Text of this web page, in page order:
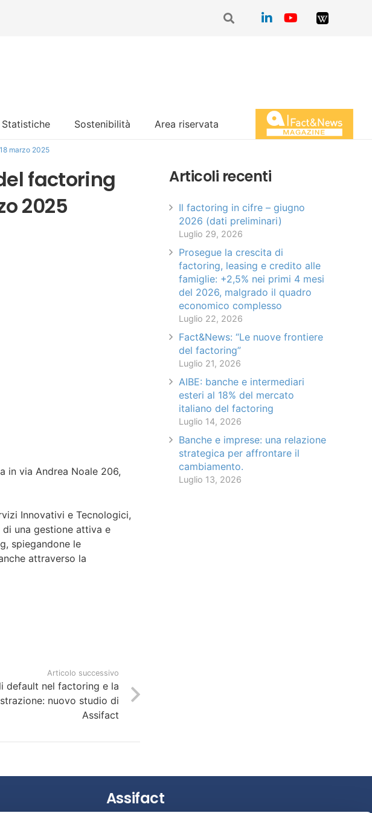
Sostenibilità Area riservata Magazine Fact&News
marzo 2025
factoring
2025
in via Andrea Noale 206,
Innovativi e Tecnologici,
di una gestione attiva e
spiegandone le
attraverso la
Articolo successivo
default nel factoring e la
nuovo studio di
Assifact
Articoli recenti
Il factoring in cifre – giugno
2026 (dati preliminari)
Luglio 29, 2026
Prosegue la crescita di
factoring, leasing e credito alle
famiglie: +2,5% nei primi 4 mesi
del 2026, malgrado il quadro
economico complesso
Luglio 22, 2026
Fact&News: “Le nuove frontiere
del factoring”
Luglio 21, 2026
AIBE: banche e intermediari
esteri al 18% del mercato
italiano del factoring
Luglio 14, 2026
Banche e imprese: una relazione
strategica per affrontare il
cambiamento.
Luglio 13, 2026
Assifact